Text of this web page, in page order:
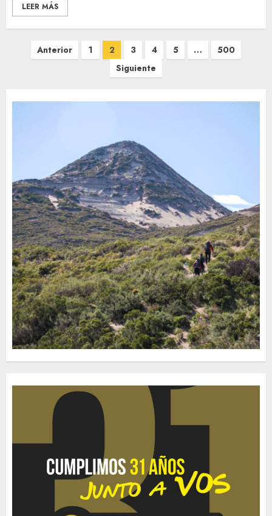
LEER MÁS
Paginación
Anterior 1 2 3 4 5 …
500
Siguiente